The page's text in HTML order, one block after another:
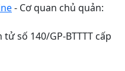
- Cơ quan chủ quản:
số 140/GP-BTTTT cấp